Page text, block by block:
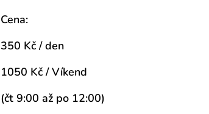
Cena:
350 Kč / den
1050 Kč / Víkend
(čt 9:00 až po 12:00)